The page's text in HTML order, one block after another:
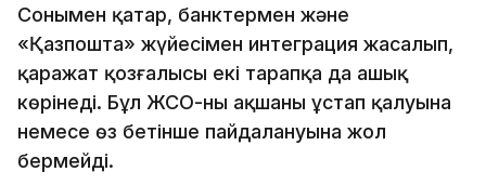
Сонымен қатар, банктермен және
«Қазпошта» жүйесімен интеграция жасалып,
қаражат қозғалысы екі тарапқа да ашық
көрінеді. Бұл ЖСО-ның ақшаны ұстап қалуына
немесе өз бетінше пайдалануына жол
бермейді.